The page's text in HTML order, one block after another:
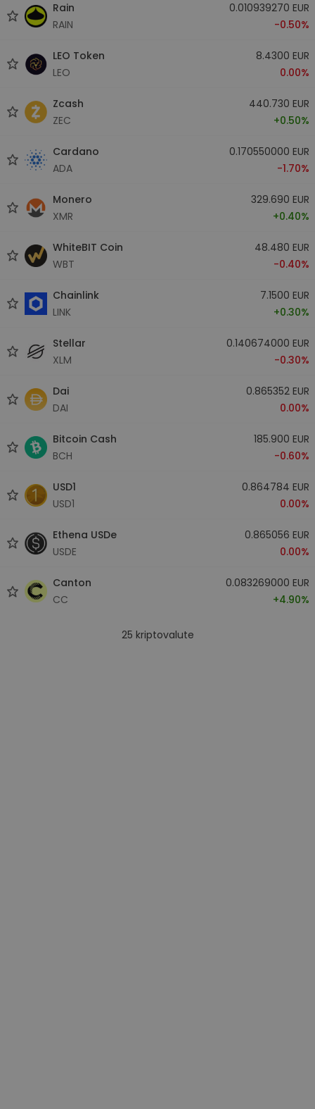
Rain
RAIN
0.010939270 EUR
-0.50%
LEO Token
LEO
8.4300 EUR
0.00%
Zcash
ZEC
440.730 EUR
+0.50%
Cardano
ADA
0.170550000 EUR
-1.70%
Monero
XMR
329.690 EUR
+0.40%
WhiteBIT Coin
WBT
48.480 EUR
-0.40%
Chainlink
LINK
7.1500 EUR
+0.30%
Stellar
XLM
0.140674000 EUR
-0.30%
Dai
DAI
0.865352 EUR
0.00%
Bitcoin Cash
BCH
185.900 EUR
-0.60%
USD1
USD1
0.864784 EUR
0.00%
Ethena USDe
USDE
0.865056 EUR
0.00%
Canton
CC
0.083269000 EUR
+4.90%
25 kriptovalute